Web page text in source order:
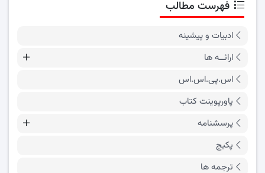
فهرست مطالب
ادبیات و پیشینه
ارائــه ها
اس.پی.اس.اس
پاورپوینت کتاب
پرسشنامه
پکیج
ترجمه ها